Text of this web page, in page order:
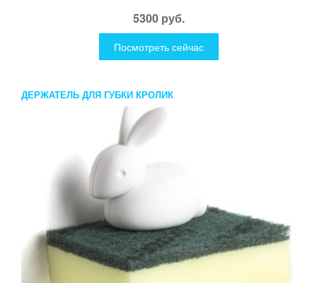
5300 руб.
Посмотреть сейчас
ДЕРЖАТЕЛЬ ДЛЯ ГУБКИ КРОЛИК